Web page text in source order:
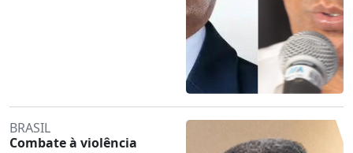
BRASIL
Combate à violência